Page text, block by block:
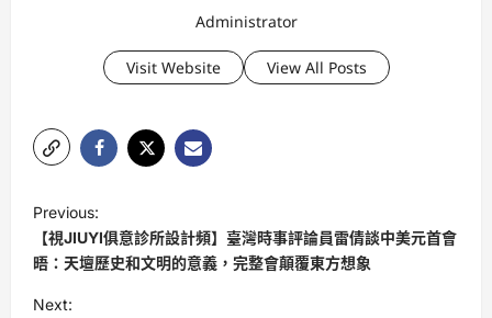
Administrator
Visit Website View All Posts
o
s
t
Previous:
【視JIUYI俱意診所設計頻】臺灣時事評論員雷倩談中美元首會
晤：天壇歷史和文明的意義，完整會顛覆東方想象
Next: